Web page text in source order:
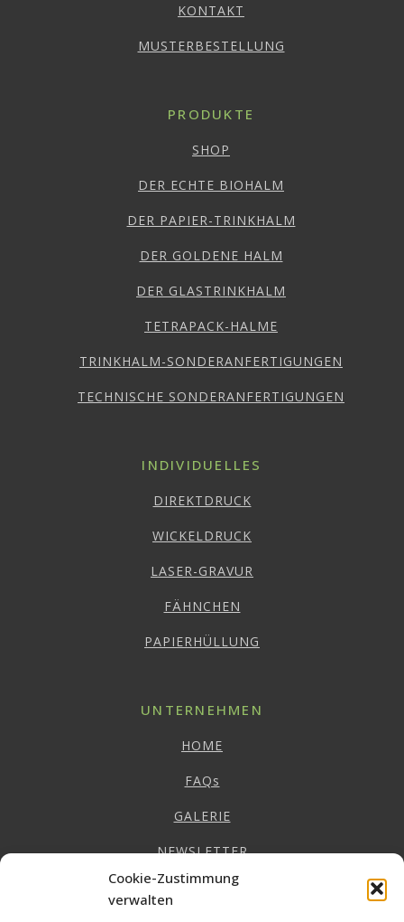
Cookie-Zustimmung
verwalten
KONTAKT
MUSTERBESTELLUNG
PRODUKTE
SHOP
DER ECHTE BIOHALM
DER PAPIER-TRINKHALM
DER GOLDENE HALM
DER GLASTRINKHALM
TETRAPACK-HALME
TRINKHALM-SONDERANFERTIGUNGEN
TECHNISCHE SONDERANFERTIGUNGEN
INDIVIDUELLES
DIREKTDRUCK
WICKELDRUCK
LASER-GRAVUR
FÄHNCHEN
PAPIERHÜLLUNG
UNTERNEHMEN
HOME
FAQs
GALERIE
NEWSLETTER
IMPRESSUM